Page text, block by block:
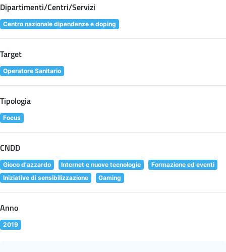
Dipartimenti/Centri/Servizi
Centro nazionale dipendenze e doping
Target
Operatore Sanitario
Tipologia
Focus
CNDD
Gioco d'azzardo Internet e nuove tecnologie
Formazione ed eventi
Iniziative di sensibilizzazione
Gaming
Anno
2019